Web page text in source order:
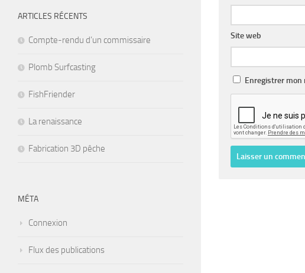
Site web
Enregistrer mon
ARTICLES RÉCENTS
Compte-rendu d’un commissaire
Plomb Surfcasting
FishFriender
La renaissance
Fabrication 3D pêche
MÉTA
Connexion
Flux des publications